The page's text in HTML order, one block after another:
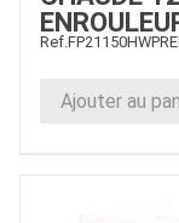
Ref.
Ajouter au